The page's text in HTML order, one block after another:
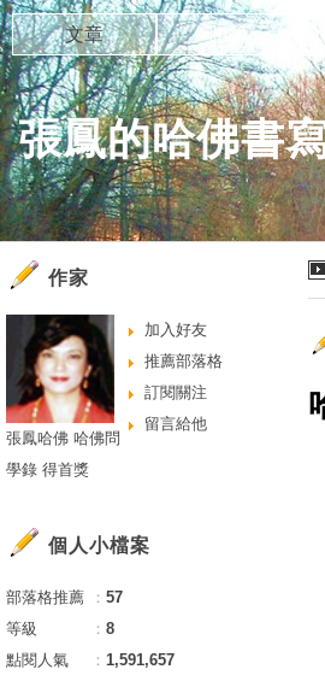
張鳳的哈佛書
文章 相簿
作家
加入好友
推薦部落格
訂閱關注
留言給他
張鳳哈佛 哈佛問
學錄 得首獎
個人小檔案
部落格推薦 ： 57
等級
： 8
點閱人氣
： 1,591,657